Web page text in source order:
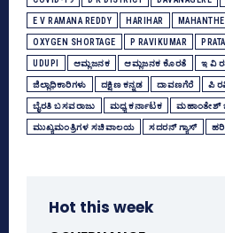
E V RAMANA REDDY HARIHAR
OXYGEN SHORTAGE P RAVIKUMAR
UDUPI ಆಮ್ಲಜನಕ ಆಮ್ಲಜನಕ ಕೊರತೆ ಇ ವಿ
ಜಿಲ್ಲಾಧಿಕಾರಿಗಳು ದಕ್ಷಿಣ ಕನ್ನಡ ದಾವಣಗೆರೆ ಪಿ
ಬೈರತಿ ಬಸವರಾಜು ಮಧ್ಯ ಕರ್ನಾಟಕ ಮಹಾಂತೇಶ್‌
ಮುಖ್ಯಮಂತ್ರಿಗಳ ಸಚಿವಾಲಯ ಸದರನ್‌ ಗ್ಯಾಸ್‌
Hot this week